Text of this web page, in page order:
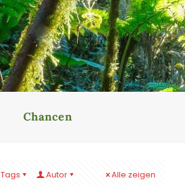
Chancen
Tags Autor Alle zeigen